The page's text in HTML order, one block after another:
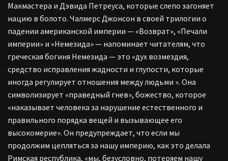
Макмастера и Дэвида Петреуса, которые слепо загоняет
нацию в болото. Чалмерс Джонсон в своей трилогии о
падении американской империи — «Возврат», «Печали
империи» и «Немезида» — напоминает читателям, что
греческая богиня Немезида — это «дух возмездия,
средство исправления жадности и глупости, которые
иногда регулирует отношения между людьми ». Она
символизирует «праведный гнев», божество, которое
«наказывает человека за нарушение естественного и
правильного порядка вещей и вызывающее его
высокомерие». Он предупреждает, что если мы
продолжим цепляться за нашу империю, как это делала
Римская республика, «мы, безусловно, потеряем нашу